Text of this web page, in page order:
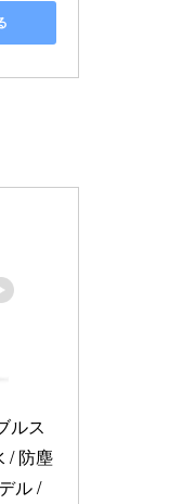
ルス
/ 防塵
ル /